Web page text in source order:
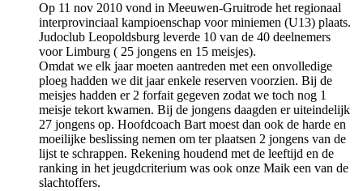
Op 11 nov 2010 vond in Meeuwen-Gruitrode het regionaal
interprovinciaal kampioenschap voor miniemen (U13) plaats.
Judoclub Leopoldsburg leverde 10 van de 40 deelnemers
voor Limburg ( 25 jongens en 15 meisjes).
Omdat we elk jaar moeten aantreden met een onvolledige
ploeg hadden we dit jaar enkele reserven voorzien. Bij de
meisjes hadden er 2 forfait gegeven zodat we toch nog 1
meisje tekort kwamen. Bij de jongens daagden er uiteindelijk
27 jongens op. Hoofdcoach Bart moest dan ook de harde en
moeilijke beslissing nemen om ter plaatsen 2 jongens van de
lijst te schrappen. Rekening houdend met de leeftijd en de
ranking in het jeugdcriterium was ook onze Maik een van de
slachtoffers.